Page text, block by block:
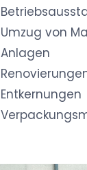
Umzug von
Anlagen
Entkernungen